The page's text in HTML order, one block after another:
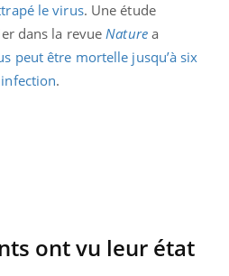
le virus. Une étude
dans la revueNaturea
peut être mortelle jusqu’à six
.
ont vu leur état